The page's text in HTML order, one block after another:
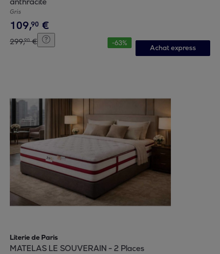
Gris
109,90 €
299,90 € -63%
Achat express
Literie de Paris
MATELAS LE SOUVERAIN - 2 Places